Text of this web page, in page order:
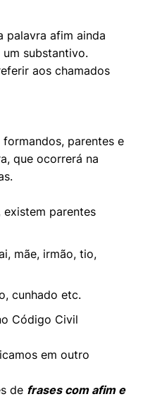
palavra afim ainda
substantivo.
aos chamados
parentes e
que ocorrerá na
existem parentes
mãe, irmão, tio,
cunhado etc.
Código Civil
em outro
de frases com afim e